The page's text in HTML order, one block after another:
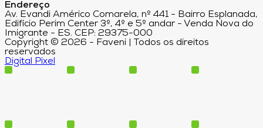
Endereço
Av. Evandi Américo Comarela, nº 441 - Bairro Esplanada,
Edifício Perim Center 3º, 4º e 5º andar - Venda Nova do
Imigrante - ES. CEP: 29375-000
Copyright © 2026 - Faveni | Todos os direitos
reservados
Digital Pixel